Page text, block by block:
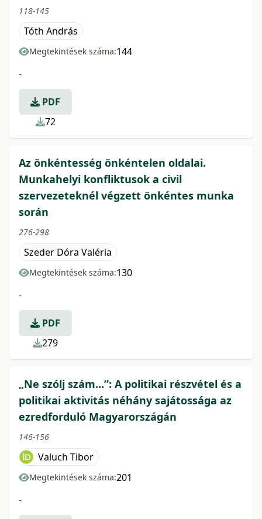
118-145
Tóth András
Megtekintések száma:144
-
PDF
72
Az önkéntesség önkéntelen oldalai.
Munkahelyi konfliktusok a civil
szervezeteknél végzett önkéntes munka
során
276-298
Szeder Dóra Valéria
Megtekintések száma:130
-
PDF
279
„Ne szólj szám…”: A politikai részvétel és a
politikai aktivitás néhány sajátossága az
ezredforduló Magyarországán
146-156
Valuch Tibor
Megtekintések száma:201
-